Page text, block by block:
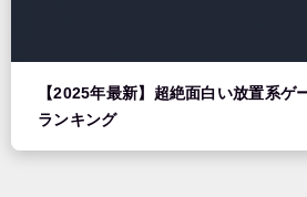
【2025年最新】超絶面白い放置系
ランキング